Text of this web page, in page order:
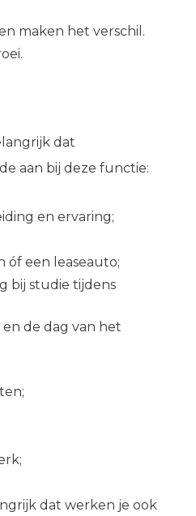
maken het verschil.
dat
aan bij deze functie:
en ervaring;
óf een leaseauto;
bij studie tijdens
de dag van het
dat werken je ook